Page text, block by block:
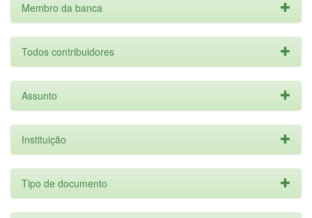
Membro da banca
Todos contribuidores
Assunto
Instituição
Tipo de documento